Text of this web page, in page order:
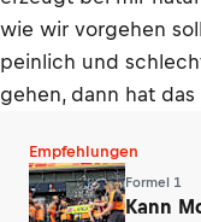
wie wir vorgehen
peinlich und
gehen, dann hat das
Empfehlungen
Formel 1
Kann